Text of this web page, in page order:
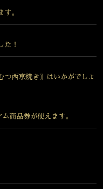
す。
た！
つ西京焼き〗はいかがでしょ
商品券が使えます。